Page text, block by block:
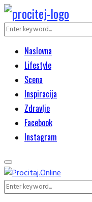
Search
Naslovna
Lifestyle
Scena
Inspiracija
Zdravlje
Facebook
Instagram
Primary
Menu
Search